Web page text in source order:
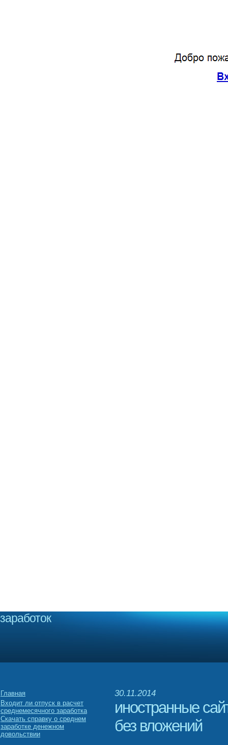
заработок
Главная
Входит ли отпуск в расчет
среднемесячного заработка
Скачать справку о среднем
заработке денежном
довольствии
30.11.2014
иностранные
без вложений